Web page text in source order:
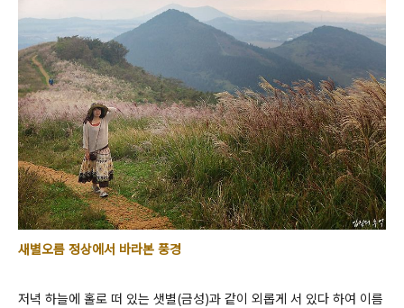
새별오름 정상에서 바라본 풍경
저녁 하늘에 홀로 떠 있는 샛별(금성)과 같이 외롭게 서 있다 하여 이름